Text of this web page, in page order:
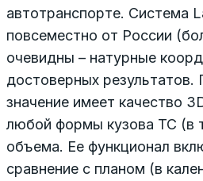
автотранспорте. Система
повсеместно от России
очевидны – натурные
достоверных
значение имеет качество
любой формы кузова ТС (в
объема. Ее функционал
сравнение с планом (в